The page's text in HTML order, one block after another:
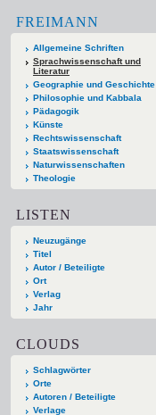
FREIMANN
Allgemeine Schriften
Sprachwissenschaft und
Literatur
Geographie und Geschichte
Philosophie und Kabbala
Pädagogik
Künste
Rechtswissenschaft
Staatswissenschaft
Naturwissenschaften
Theologie
LISTEN
Neuzugänge
Titel
Autor / Beteiligte
Ort
Verlag
Jahr
CLOUDS
Schlagwörter
Orte
Autoren / Beteiligte
Verlage